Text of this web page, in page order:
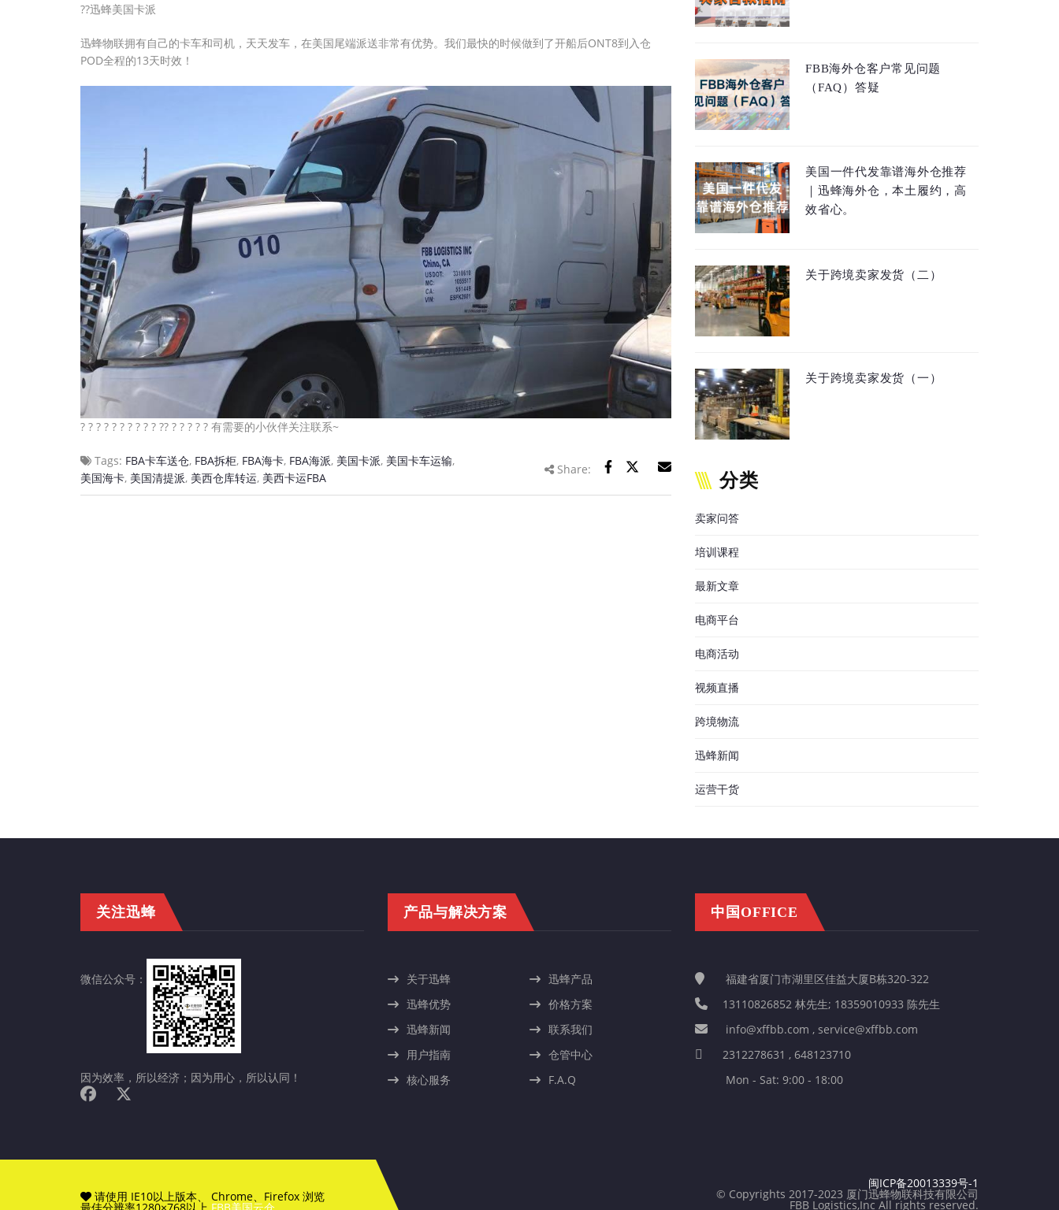
??迅蜂美国卡派
迅蜂物联拥有自己的卡车和司机，天天发车，在美国尾端派送非常有优势。我们最快的时候做到了开船后ONT8到入仓
POD全程的13天时效！
? ? ? ? ? ? ? ? ? ? ?? ? ? ? ? ? 有需要的小伙伴关注联系~
Tags: FBA卡车送仓, FBA拆柜, FBA海卡, FBA海派, 美国卡派, 美国卡车运输,
美国海卡, 美国清提派, 美西仓库转运, 美西卡运FBA
Share:
FBB海外仓客户常见问题
（FAQ）答疑
美国一件代发靠谱海外仓推荐
｜迅蜂海外仓，本土履约，高
效省心。
关于跨境卖家发货（二）
关于跨境卖家发货（一）
分类
卖家问答
培训课程
最新文章
电商平台
电商活动
视频直播
跨境物流
迅蜂新闻
运营干货
关注迅蜂
微信公众号：
因为效率，所以经济；因为用心，所以认同！
产品与解决方案
关于迅蜂
迅蜂产品
迅蜂优势
价格方案
迅蜂新闻
联系我们
用户指南
仓管中心
核心服务
F.A.Q
中国OFFICE
福建省厦门市湖里区佳益大厦B栋320-322
13110826852 林先生; 18359010933 陈先生
info@xffbb.com , service@xffbb.com
2312278631 , 648123710
Mon - Sat: 9:00 - 18:00
请使用 IE10以上版本、 Chrome、Firefox 浏览
闽ICP备20013339号-1
© Copyrights 2017-2023 厦门迅蜂物联科技有限公司
FBB Logistics,Inc All rights reserved.